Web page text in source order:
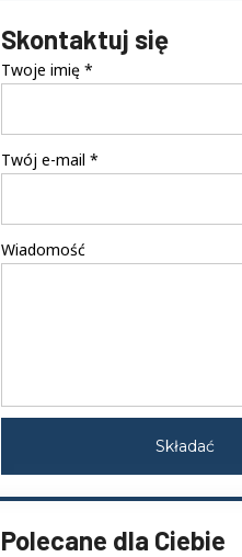
Skontaktuj się
Twoje imię *
Twój e-mail *
Wiadomość
Składać
Polecane dla Ciebie